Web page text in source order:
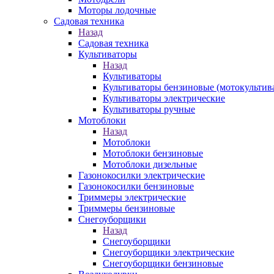
Моторы лодочные
Садовая техника
Назад
Садовая техника
Культиваторы
Назад
Культиваторы
Культиваторы бензиновые
Культиваторы электрические
Культиваторы ручные
Мотоблоки
Назад
Мотоблоки
Мотоблоки бензиновые
Мотоблоки дизельные
Газонокосилки электрические
Газонокосилки бензиновые
Триммеры электрические
Триммеры бензиновые
Снегоуборщики
Назад
Снегоуборщики
Снегоуборщики электрические
Снегоуборщики бензиновые